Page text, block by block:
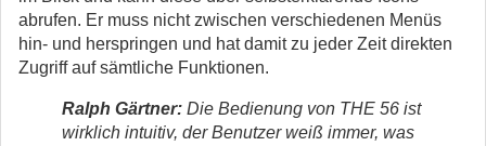
abrufen. Er muss nicht zwischen verschiedenen Menüs
hin- und herspringen und hat damit zu jeder Zeit direkten
Zugriff auf sämtliche Funktionen.
Ralph Gärtner: Die Bedienung von THE 56 ist
wirklich intuitiv, der Benutzer weiß immer, was